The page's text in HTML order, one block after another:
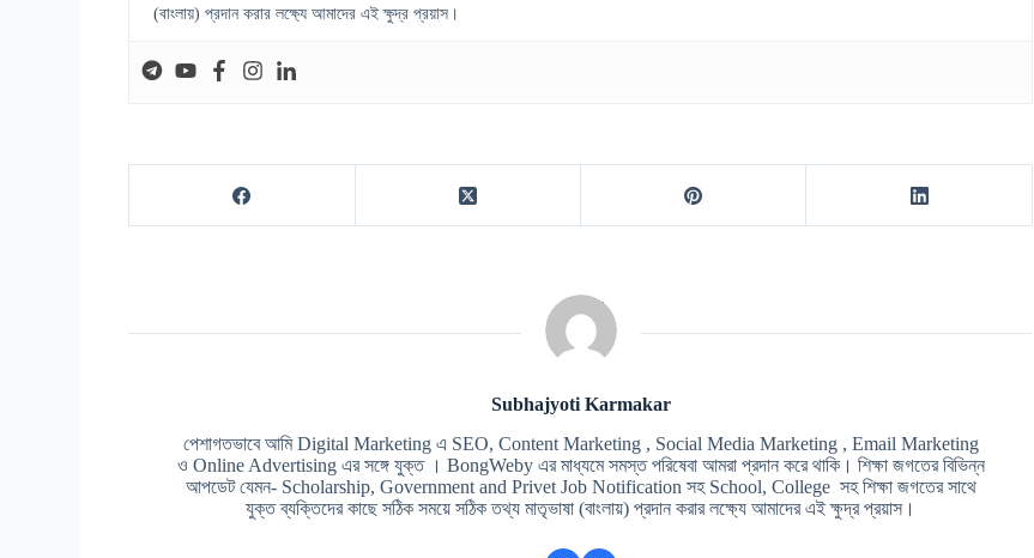
(বাংলায়) প্রদান করার লক্ষ্যে আমাদের এই ক্ষুদ্র প্রয়াস।
Subhajyoti Karmakar
পেশাগতভাবে আমি Digital Marketing এ SEO, Content Marketing , Social Media Marketing , Email Marketing
ও Online Advertising এর সঙ্গে যুক্ত । BongWeby এর মাধ্যমে সমস্ত পরিষেবা আমরা প্রদান করে থাকি। শিক্ষা জগতের বিভিন্ন
আপডেট যেমন- Scholarship, Government and Privet Job Notification সহ School, College সহ শিক্ষা জগতের সাথে
যুক্ত ব্যক্তিদের কাছে সঠিক সময়ে সঠিক তথ্য মাতৃভাষা (বাংলায়) প্রদান করার লক্ষ্যে আমাদের এই ক্ষুদ্র প্রয়াস।